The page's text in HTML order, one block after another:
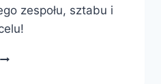
zespołu, sztabu i
SERIA